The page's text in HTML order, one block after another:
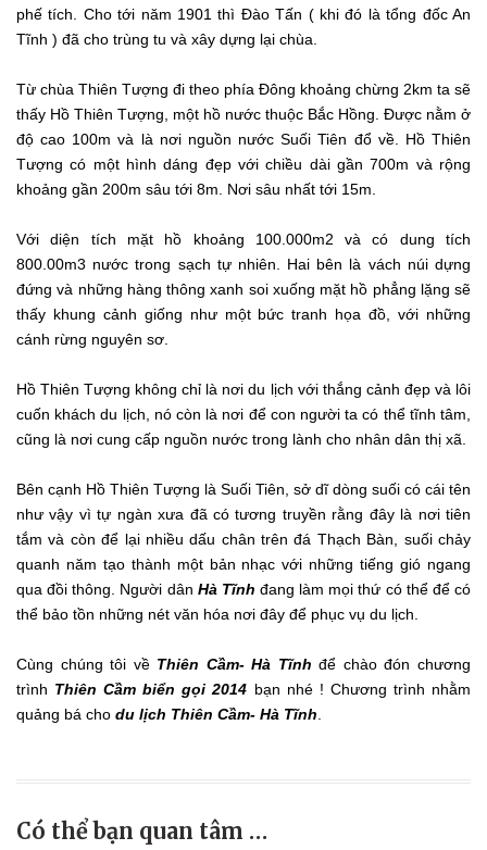
phế tích. Cho tới năm 1901 thì Đào Tấn ( khi đó là tổng đốc An
Tĩnh ) đã cho trùng tu và xây dựng lại chùa.
Từ chùa Thiên Tượng đi theo phía Đông khoảng chừng 2km ta sẽ
thấy Hồ Thiên Tượng, một hồ nước thuộc Bắc Hồng. Được nằm ở
độ cao 100m và là nơi nguồn nước Suối Tiên đổ về. Hồ Thiên
Tượng có một hình dáng đẹp với chiều dài gần 700m và rộng
khoảng gần 200m sâu tới 8m. Nơi sâu nhất tới 15m.
Với diện tích mặt hồ khoảng 100.000m2 và có dung tích
800.00m3 nước trong sạch tự nhiên. Hai bên là vách núi dựng
đứng và những hàng thông xanh soi xuống mặt hồ phẳng lặng sẽ
thấy khung cảnh giống như một bức tranh họa đồ, với những
cánh rừng nguyên sơ.
Hồ Thiên Tượng không chỉ là nơi du lịch với thắng cảnh đẹp và lôi
cuốn khách du lịch, nó còn là nơi để con người ta có thể tĩnh tâm,
cũng là nơi cung cấp nguồn nước trong lành cho nhân dân thị xã.
Bên cạnh Hồ Thiên Tượng là Suối Tiên, sở dĩ dòng suối có cái tên
như vậy vì tự ngàn xưa đã có tương truyền rằng đây là nơi tiên
tắm và còn để lại nhiều dấu chân trên đá Thạch Bàn, suối chảy
quanh năm tạo thành một bản nhạc với những tiếng gió ngang
qua đồi thông. Người dân Hà Tĩnh đang làm mọi thứ có thể để có
thể bảo tồn những nét văn hóa nơi đây để phục vụ du lịch.
Cùng chúng tôi về Thiên Cầm- Hà Tĩnh để chào đón chương
trình Thiên Cầm biển gọi 2014 bạn nhé ! Chương trình nhằm
quảng bá cho du lịch Thiên Cầm- Hà Tĩnh
Có thể bạn quan tâm …